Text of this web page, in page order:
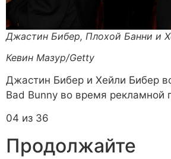
Джастин Бибер, Плохой Банни и
Кевин Мазур/Getty
Джастин Бибер и Хейли Бибер
Bad Bunny во время рекламной
04 из 36
Продолжайте